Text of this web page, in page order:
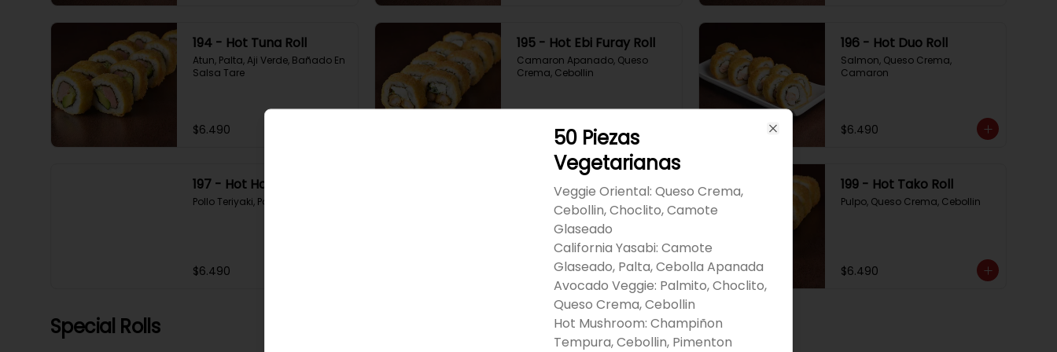
194 - Hot Tuna Roll
Atun, Palta, Aji Verde, Bañado En
Salsa Tare
$6.490
195 - Hot Ebi Furay Roll
Camaron Apanado, Queso
Crema, Cebollin
196 - Hot Duo Roll
Salmon, Queso Crema,
Camaron
$6.490
197 - Hot Hoshi Roll
Pollo Teriyaki, Palta, Sesamo
$6.490
198 - Hot Smook Roll
Salmon Ahumado, Queso
Crema, Cebollin
$6.490
199 - Hot Tako Roll
Pulpo, Queso Crema, Cebollin
$6.490
Special Rolls
50 Piezas
Vegetarianas
Veggie Oriental: Queso Crema,
Cebollin, Choclito, Camote
Glaseado
California Yasabi: Camote
Glaseado, Palta, Cebolla Apanada
Avocado Veggie: Palmito, Choclito,
Queso Crema, Cebollin
Hot Mushroom: Champiñon
Tempura, Cebollin, Pimenton
Close